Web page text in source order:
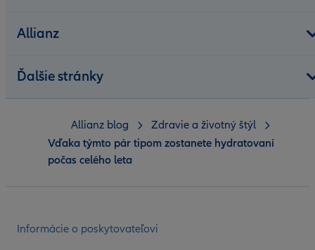
Allianz
Ďalšie stránky
Informácie o poskytovateľovi
Allianz blog
Zdravie a životný štýl
Vďaka týmto pár tipom zostanete hydratovaní
počas celého leta